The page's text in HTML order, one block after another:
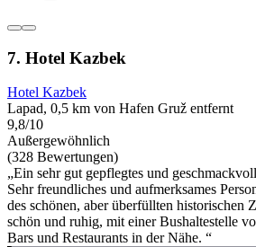
7. Hotel Kazbek
Hotel Kazbek
Lapad, 0,5 km von Hafen Gruž entfernt
9,8/10
Außergewöhnlich
(328 Bewertungen)
„Ein sehr gut gepflegtes und
Sehr freundliches und aufmerksames
des schönen, aber überfüllten historischen
schön und ruhig, mit einer Bushaltestelle
Bars und Restaurants in der Nähe. “